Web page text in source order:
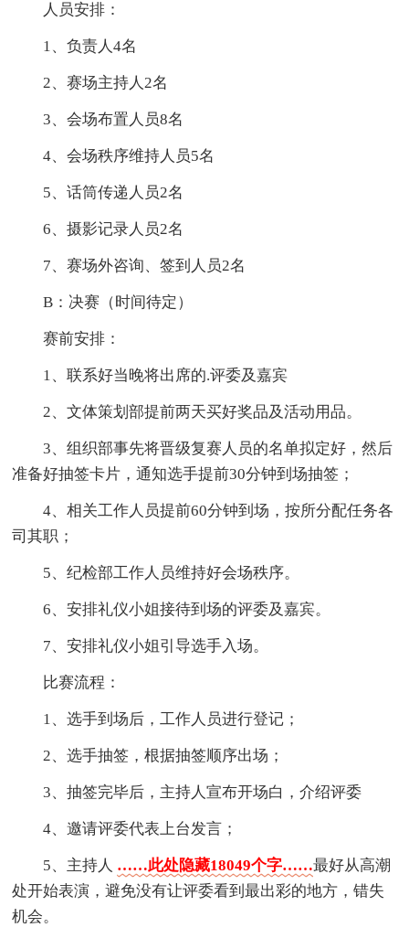
人员安排：
1、负责人4名
2、赛场主持人2名
3、会场布置人员8名
4、会场秩序维持人员5名
5、话筒传递人员2名
6、摄影记录人员2名
7、赛场外咨询、签到人员2名
B：决赛（时间待定）
赛前安排：
1、联系好当晚将出席的.评委及嘉宾
2、文体策划部提前两天买好奖品及活动用品。
3、组织部事先将晋级复赛人员的名单拟定好，然后
准备好抽签卡片，通知选手提前30分钟到场抽签；
4、相关工作人员提前60分钟到场，按所分配任务各
司其职；
5、纪检部工作人员维持好会场秩序。
6、安排礼仪小姐接待到场的评委及嘉宾。
7、安排礼仪小姐引导选手入场。
比赛流程：
1、选手到场后，工作人员进行登记；
2、选手抽签，根据抽签顺序出场；
3、抽签完毕后，主持人宣布开场白，介绍评委
4、邀请评委代表上台发言；
5、主持人 ……此处隐藏18049个字……最好从高潮
处开始表演，避免没有让评委看到最出彩的地方，错失
机会。